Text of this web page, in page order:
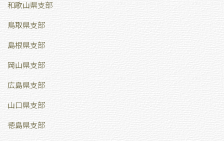
和歌山県支部
鳥取県支部
島根県支部
岡山県支部
広島県支部
山口県支部
徳島県支部